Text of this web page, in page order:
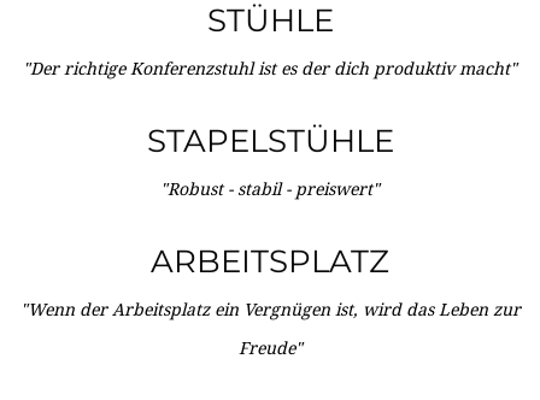
STÜHLE
"Der richtige Konferenzstuhl ist es der dich produktiv macht"
STAPELSTÜHLE
"Robust - stabil - preiswert"
ARBEITSPLATZ
"Wenn der Arbeitsplatz ein Vergnügen ist, wird das Leben zur
Freude"